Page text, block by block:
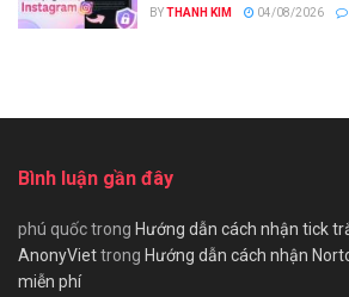
BYTHANH KIM 04/08/2026
Bình luận gần đây
phú quốctrong Hướng dẫn cách nhận tick
AnonyViettrong Hướng dẫn cách nhận
miễn phí